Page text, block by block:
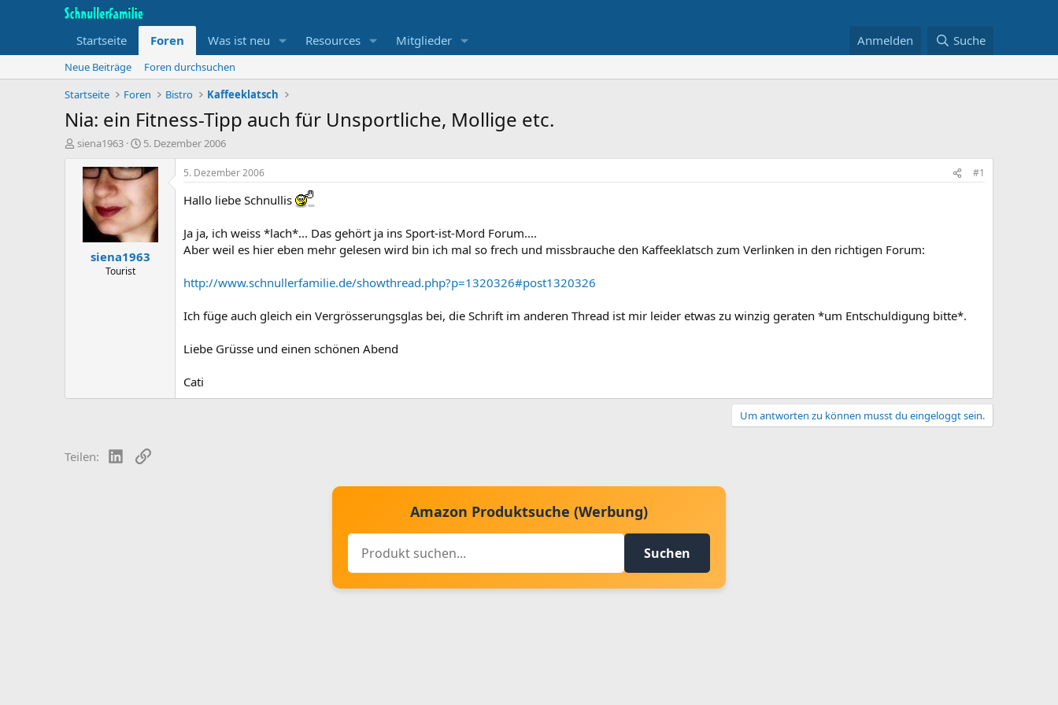
Startseite Foren Was ist neu Resources Mitglieder Anmelden Suche
Neue Beiträge
Foren durchsuchen
Startseite
Foren Bistro Kaffeeklatsch
Nia: ein Fitness-Tipp auch für Unsportliche, Mollige etc.
T
m
siena1963
B
g
n
n
d
a
t
5. Dezember 2006
siena1963
Tourist
5. Dezember 2006 #1
Hallo liebe Schnullis
Ja ja, ich weiss *lach*... Das gehört ja ins Sport-ist-Mord Forum....
Aber weil es hier eben mehr gelesen wird bin ich mal so frech und missbrauche den Kaffeeklatsch zum Verlinken in den richtigen Forum:
http://www.schnullerfamilie.de/showthread.php?p=1320326#post1320326
Ich füge auch gleich ein Vergrösserungsglas bei, die Schrift im anderen Thread ist mir leider etwas zu winzig geraten *um Entschuldigung bitte*.
Liebe Grüsse und einen schönen Abend
Cati
Um antworten zu können musst du eingeloggt sein.
Teilen: LinkedIn
Link
Amazon Produktsuche (Werbung)
Suchen